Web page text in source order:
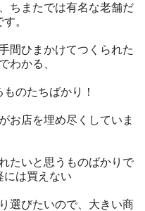
ちまたでは有名な老舗だ
。
間ひまかけてつくられた
わかる、
のたちばかり！
お店を埋め尽くしていま
たいと思うものばかりで
には買えない
選びたいので、大きい商